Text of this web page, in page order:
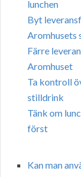
lunchen
Byt
Aromhusets
Färre
Aromhuset
Ta kontroll
stilldrink
Tänk om
först
Kan man